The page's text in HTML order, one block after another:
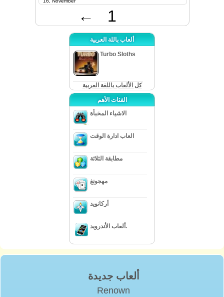
← 1
ألعاب باللة العربية
Turbo Sloths
كل الألعاب باللغة العربية
الفئات الأهم
الاشياء المخبأة
العاب ادارة الوقت
مطابقة الثلاثة
مهجونغ
أركانويد
ألعاب الأندرويد.
ألعاب جديدة
Renown